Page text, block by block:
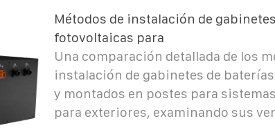
Métodos de instalación de
fotovoltaicas para
Una comparación detallada de los
instalación de gabinetes de
y montados en postes para
para exteriores, examinando sus